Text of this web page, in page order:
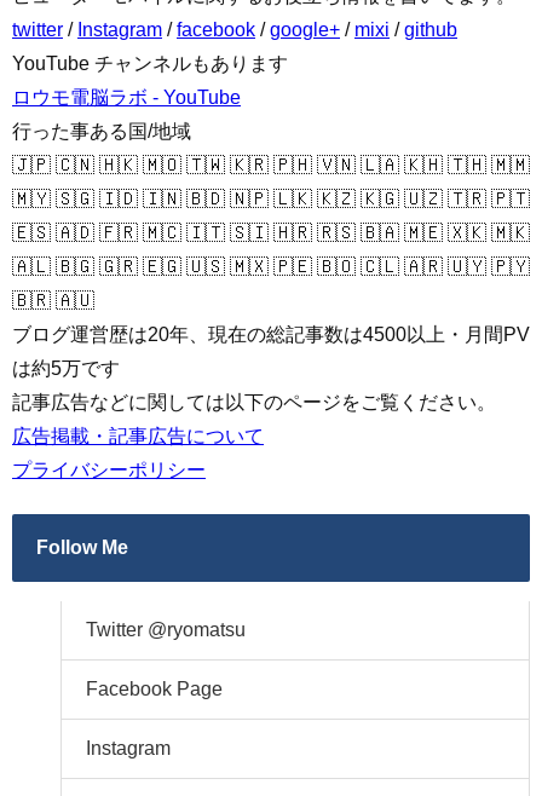
twitter / Instagram /facebook /google+ / mixi /github
YouTube チャンネルもあります
ロウモ電脳ラボ - YouTube
行った事ある国/地域
🇯🇵 🇨🇳 🇭🇰 🇲🇴 🇹🇼 🇰🇷 🇵🇭 🇻🇳 🇱🇦 🇰🇭 🇹🇭 🇲🇲
🇲🇾 🇸🇬 🇮🇩 🇮🇳 🇧🇩 🇳🇵 🇱🇰 🇰🇿 🇰🇬 🇺🇿 🇹🇷 🇵🇹
🇪🇸 🇦🇩 🇫🇷 🇲🇨 🇮🇹 🇸🇮 🇭🇷 🇷🇸 🇧🇦 🇲🇪 🇽🇰 🇲🇰
🇦🇱 🇧🇬 🇬🇷 🇪🇬 🇺🇸 🇲🇽 🇵🇪 🇧🇴 🇨🇱 🇦🇷 🇺🇾 🇵🇾
🇧🇷 🇦🇺
ブログ運営歴は20年、現在の総記事数は4500以上・月間PV
は約5万です
記事広告などに関しては以下のページをご覧ください。
広告掲載・記事広告について
プライバシーポリシー
Follow Me
Twitter @ryomatsu
Facebook Page
Instagram